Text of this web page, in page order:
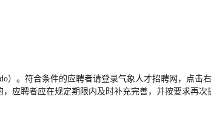
）。符合条件的应聘者请登录气象人才招聘网，点击
应聘者应在规定期限内及时补充完善，并按要求再